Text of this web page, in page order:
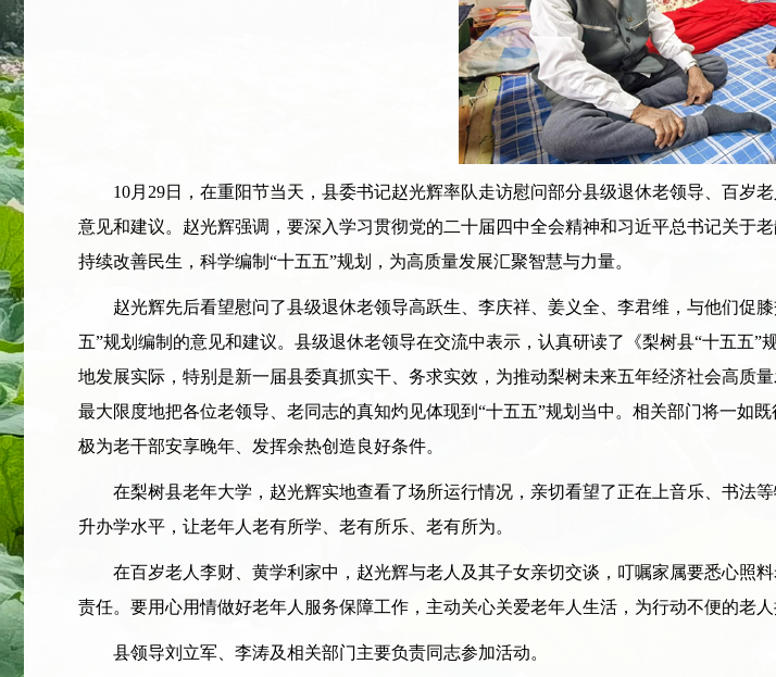
10月29日，在重阳节当天，县委书记赵光辉率队走访慰问部分县级退休老领导、百岁
意见和建议。赵光辉强调，要深入学习贯彻党的二十届四中全会精神和习近平总书记关于
持续改善民生，科学编制“十五五”规划，为高质量发展汇聚智慧与力量。
赵光辉先后看望慰问了县级退休老领导高跃生、李庆祥、姜义全、李君维，与他们促
五”规划编制的意见和建议。县级退休老领导在交流中表示，认真研读了《梨树县“十五五
地发展实际，特别是新一届县委真抓实干、务求实效，为推动梨树未来五年经济社会高质
最大限度地把各位老领导、老同志的真知灼见体现到“十五五”规划当中。相关部门将一如
极为老干部安享晚年、发挥余热创造良好条件。
在梨树县老年大学，赵光辉实地查看了场所运行情况，亲切看望了正在上音乐、书法
升办学水平，让老年人老有所学、老有所乐、老有所为。
在百岁老人李财、黄学利家中，赵光辉与老人及其子女亲切交谈，叮嘱家属要悉心照
责任。要用心用情做好老年人服务保障工作，主动关心关爱老年人生活，为行动不便的老
县领导刘立军、李涛及相关部门主要负责同志参加活动。